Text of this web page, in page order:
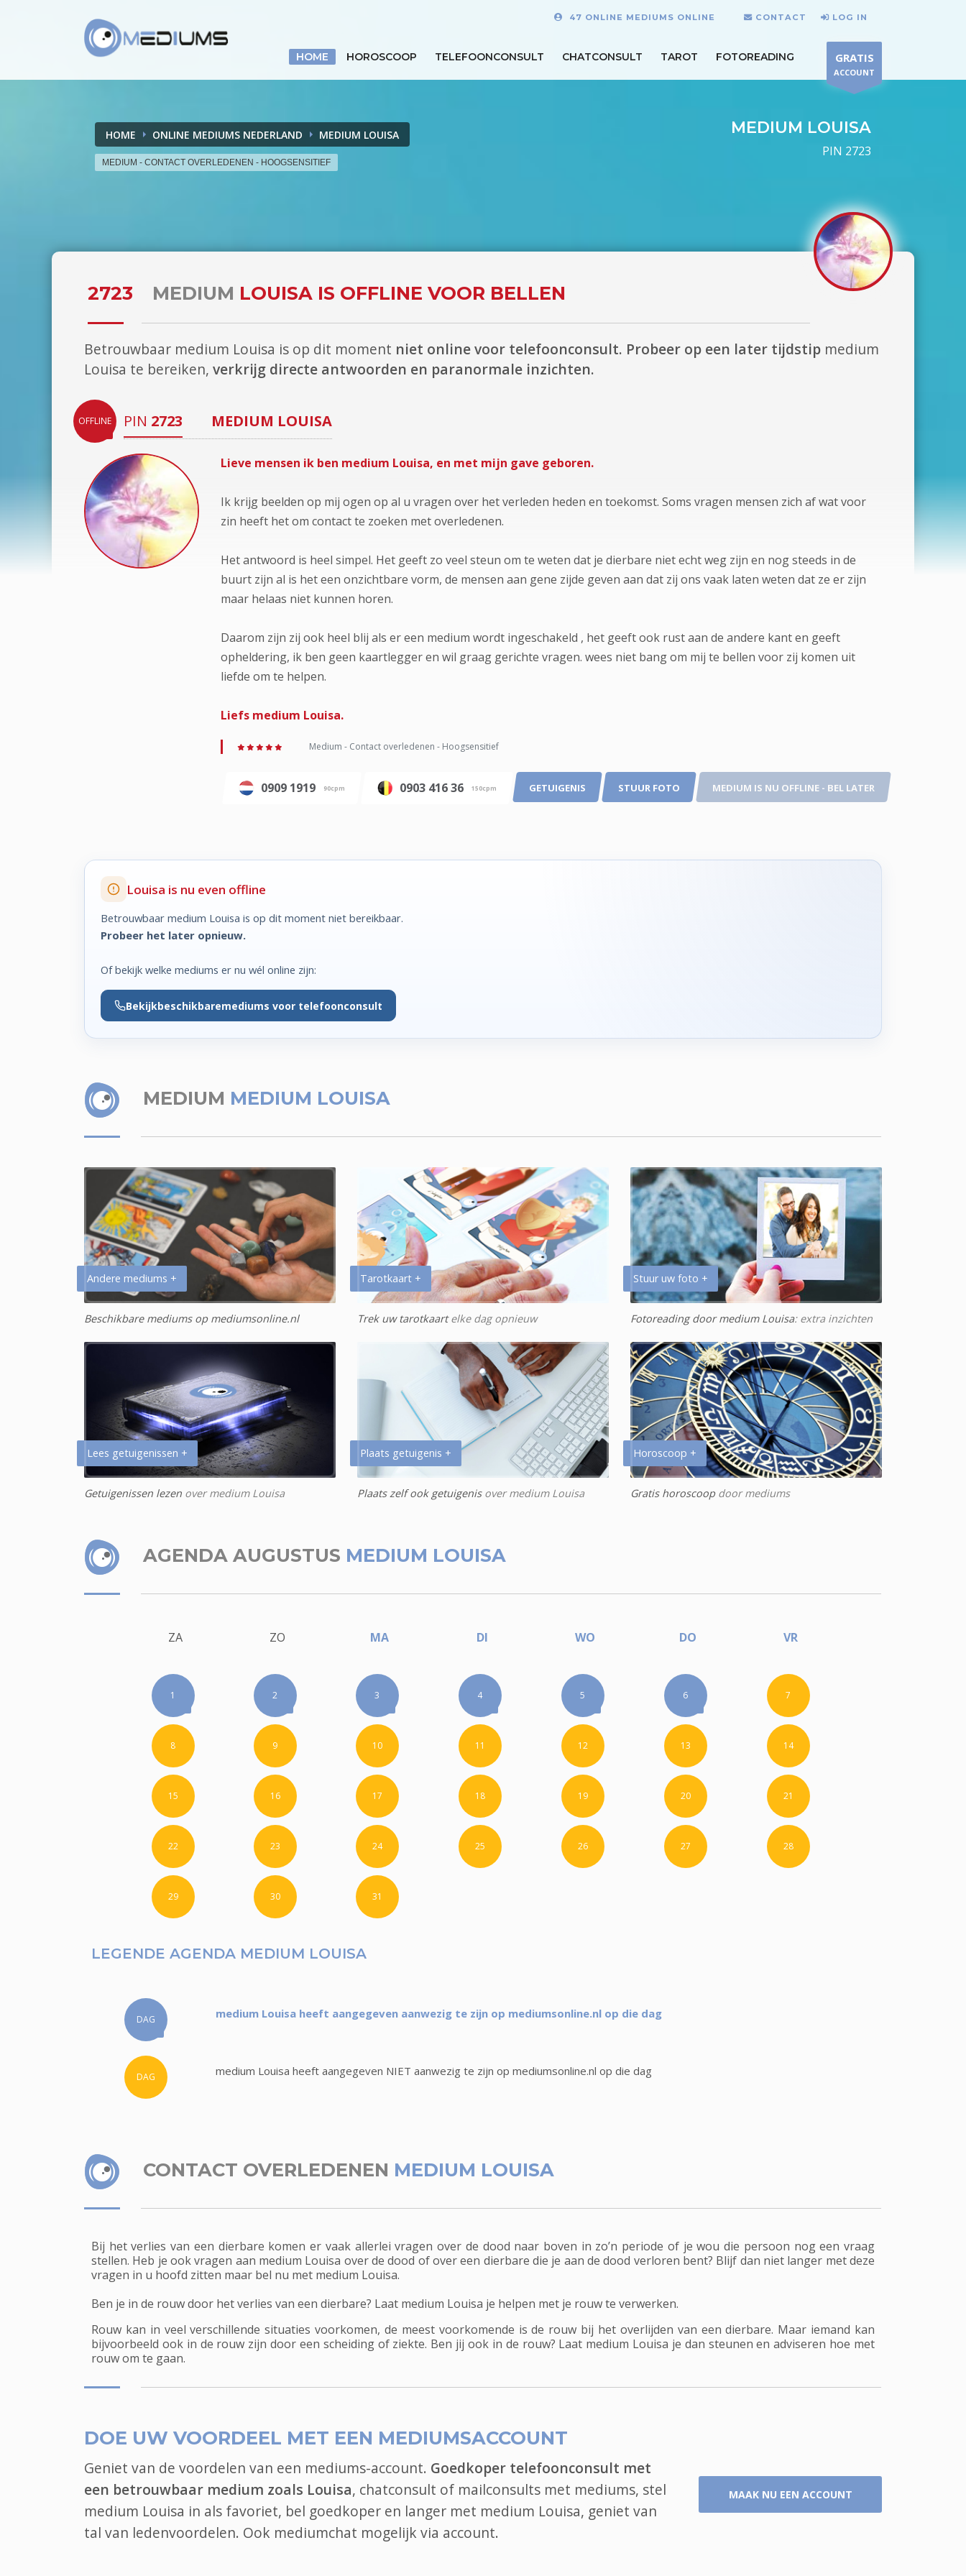
47 ONLINE MEDIUMS ONLINE CONTACT LOG IN
HOME HOROSCOOP TELEFOONCONSULT CHATCONSULT TAROT FOTOREADING GRATIS
ACCOUNT
HOME ONLINE MEDIUMS NEDERLAND MEDIUM LOUISA
MEDIUM - CONTACT OVERLEDENEN - HOOGSENSITIEF
MEDIUM LOUISA
PIN 2723
2723 MEDIUM LOUISA IS OFFLINE VOOR BELLEN
Betrouwbaar medium Louisa is op dit moment niet online voor telefoonconsult. Probeer op een later tijdstip medium
Louisa te bereiken, verkrijg directe antwoorden en paranormale inzichten.
OFFLINE PIN 2723 MEDIUM LOUISA
Lieve mensen ik ben medium Louisa, en met mijn gave geboren.
Ik krijg beelden op mij ogen op al u vragen over het verleden heden en toekomst. Soms vragen mensen zich af wat voor
zin heeft het om contact te zoeken met overledenen.
Het antwoord is heel simpel. Het geeft zo veel steun om te weten dat je dierbare niet echt weg zijn en nog steeds in de
buurt zijn al is het een onzichtbare vorm, de mensen aan gene zijde geven aan dat zij ons vaak laten weten dat ze er zijn
maar helaas niet kunnen horen.
Daarom zijn zij ook heel blij als er een medium wordt ingeschakeld , het geeft ook rust aan de andere kant en geeft
opheldering, ik ben geen kaartlegger en wil graag gerichte vragen. wees niet bang om mij te bellen voor zij komen uit
liefde om te helpen.
Liefs medium Louisa.
Medium - Contact overledenen - Hoogsensitief
0909 1919 90cpm 0903 416 36 150cpm GETUIGENIS STUUR FOTO MEDIUM IS NU OFFLINE - BEL LATER
Louisa is nu even offline
Betrouwbaar medium Louisa is op dit moment niet bereikbaar.
Probeer het later opnieuw.
Of bekijk welke mediums er nu wél online zijn:
Bekijkbeschikbaremediums voor telefoonconsult
MEDIUM MEDIUM LOUISA
Andere mediums +
Beschikbare mediums op mediumsonline.nl
Tarotkaart +
Trek uw tarotkaartelke dag opnieuw
Stuur uw foto +
Fotoreading door medium Louisa: extra inzichten
Lees getuigenissen +
Getuigenissen lezen over medium Louisa
Plaats getuigenis +
Plaats zelf ook getuigenisover medium Louisa
Horoscoop +
Gratis horoscoopdoor mediums
AGENDA AUGUSTUS MEDIUM LOUISA
ZA ZO MA DI WO DO VR
1 2 3 4 5 6 7
8 9 10 11 12 13 14
15 16 17 18 19 20 21
22 23 24 25 26 27 28
29 30 31
LEGENDE AGENDA MEDIUM LOUISA
DAG medium Louisa heeft aangegeven aanwezig te zijn op mediumsonline.nl op die dag
DAG medium Louisa heeft aangegeven NIET aanwezig te zijn op mediumsonline.nl op die dag
CONTACT OVERLEDENEN MEDIUM LOUISA
Bij het verlies van een dierbare komen er vaak allerlei vragen over de dood naar boven in zo’n periode of je wou die persoon nog een vraag
stellen. Heb je ook vragen aan medium Louisa over de dood of over een dierbare die je aan de dood verloren bent? Blijf dan niet langer met deze
vragen in u hoofd zitten maar bel nu met medium Louisa.
Ben je in de rouw door het verlies van een dierbare? Laat medium Louisa je helpen met je rouw te verwerken.
Rouw kan in veel verschillende situaties voorkomen, de meest voorkomende is de rouw bij het overlijden van een dierbare. Maar iemand kan
bijvoorbeeld ook in de rouw zijn door een scheiding of ziekte. Ben jij ook in de rouw? Laat medium Louisa je dan steunen en adviseren hoe met
rouw om te gaan.
DOE UW VOORDEEL MET EEN MEDIUMSACCOUNT
Geniet van de voordelen van een mediums-account. Goedkoper telefoonconsult met
een betrouwbaar medium zoals Louisa, chatconsult of mailconsults met mediums, stel
medium Louisa in als favoriet, bel goedkoper en langer met medium Louisa, geniet van
tal van ledenvoordelen. Ook mediumchat mogelijk via account.
MAAK NU EEN ACCOUNT